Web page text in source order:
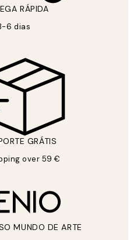
RÁPIDA
6 dias
GRÁTIS
over 59 €
MUNDO DE ARTE